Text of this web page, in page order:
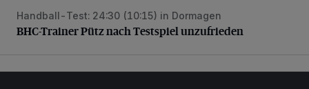
BHC-Trainer Pütz nach Testspiel unzufrieden
Handball-Test: 24:30 (10:15) in Dormagen
BHC-Trainer Pütz nach Testspiel unzufrieden